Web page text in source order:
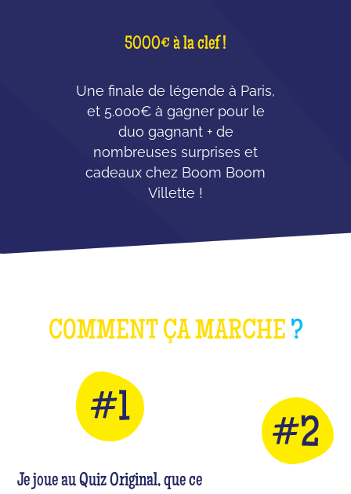
5000€ à la clef !
Une finale de légende à Paris,
et 5.000€ à gagner pour le
duo gagnant + de
nombreuses surprises et
cadeaux chez Boom Boom
Villette !
COMMENT ÇA MARCHE ?
Je joue au Quiz Original, que ce